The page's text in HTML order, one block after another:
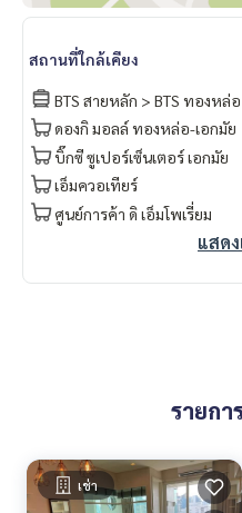
nt #LifeProperty #59ฟิฟตี้ไ
สถานที่ใกล้เคียง
BTS สายหลัก > BTS ทองหล่อ
ดองกิ มอลล์ ทองหล่อ-เอกมัย
บิ๊กซี ซูเปอร์เซ็นเตอร์ เอกมัย
เอ็มควอเทียร์
ศูนย์การค้า ดิ เอ็มโพเรี่ยม
แสด
รายกา
เช่า